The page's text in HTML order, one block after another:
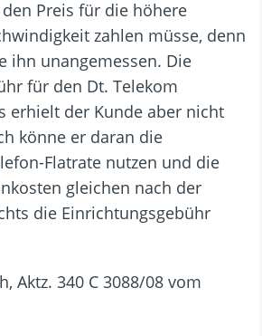
Preis für die höhere
zahlen müsse, denn
ihn unangemessen. Die
für den Dt. Telekom
erhielt der Kunde aber nicht
könne er daran die
Flatrate nutzen und die
gleichen nach der
die Einrichtungsgebühr
Aktz. 340 C 3088/08 vom